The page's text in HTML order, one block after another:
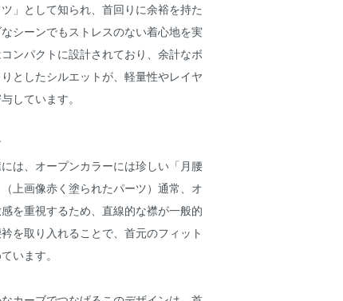
」として知られ、首回りに余裕を持た
シーンでもストレスのない着心地を実
ンパクトに設計されており、余計なボ
としたシルエットが、軽量性やレイヤ
しています。
は、オープンカラーには珍しい「月腰
上画像赤く塗られたパーツ）通常、オ
を重視するため、直線的な襟が一般的
を取り入れることで、首元のフィット
います。